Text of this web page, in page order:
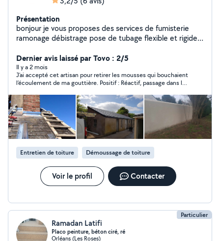
Présentation
bonjour je vous proposes des services de fumisterie
ramonage débistrage pose de tubage flexible et rigide
couverture zinguerie. demoussage de toiture façades et
murs pose de gouttières.pose de Chapeau.
Dernier avis laissé par Tovo : 2/5
Il y a 2 mois
J’ai accepté cet artisan pour retirer les mousses qui bouchaient
l’écoulement de ma gouttière. Positif : Réactif, passage dans la
évoque l’intervention à faire. Donne un tarif attractif 30 ou 40€.
Une fois sur place, il commence l’intervention, et sans vous
avoir prévenu du surplus car il y a eu plus de travail que prévu. Il
vous annonce le tarif qui est 3,5 fois plus élevé (100€) que le
tarif annoncé au téléphone. Devant le fait accompli, vous n’avez
pas d’autre solution que régler.
Entretien de toiture
Démoussage de toiture
Voir le profil Contacter
Particulier
Ramadan Latifi
Placo peinture, béton ciré, ré
Orléans (Les Roses)